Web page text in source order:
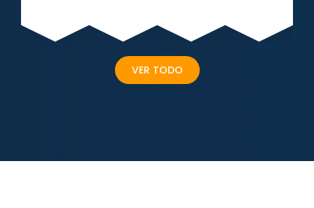
VER TODO